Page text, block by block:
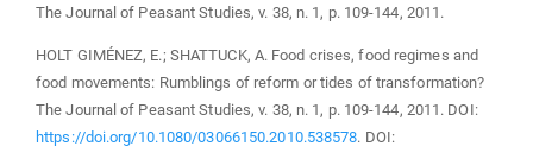
The Journal of Peasant Studies, v. 38, n. 1, p. 109-144, 2011.
HOLT GIMÉNEZ, E.; SHATTUCK, A. Food crises, food regimes and
food movements: Rumblings of reform or tides of transformation?
The Journal of Peasant Studies, v. 38, n. 1, p. 109-144, 2011. DOI:
https://doi.org/10.1080/03066150.2010.538578. DOI: